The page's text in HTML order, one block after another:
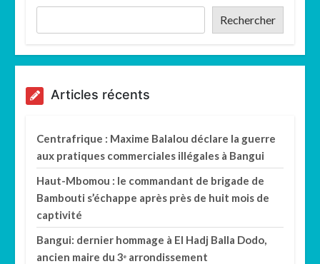
Rechercher
Articles récents
Centrafrique : Maxime Balalou déclare la guerre
aux pratiques commerciales illégales à Bangui
Haut-Mbomou : le commandant de brigade de
Bambouti s’échappe après près de huit mois de
captivité
Bangui: dernier hommage à El Hadj Balla Dodo,
ancien maire du 3ᵉ arrondissement